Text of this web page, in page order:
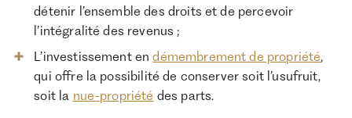
détenir l’ensemble des droits et de percevoir
l’intégralité des revenus ;
L’investissement endémembrement de propriété,
qui offre la possibilité de conserver soit l’usufruit,
soit la nue-propriété des parts.